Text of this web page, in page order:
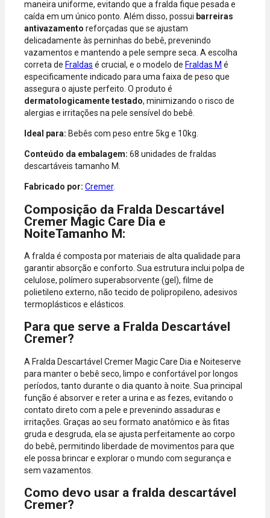
Hipercard,
American
Express, Elo e
Diners.
maneira uniforme, evitando que a fralda fique pesada e
caída em um único ponto. Além disso, possui barreiras
antivazamento reforçadas que se ajustam
delicadamente às perninhas do bebê, prevenindo
vazamentos e mantendo a pele sempre seca. A escolha
correta de Fraldas é crucial, e o modelo de Fraldas M é
especificamente indicado para uma faixa de peso que
assegura o ajuste perfeito. O produto é
dermatologicamente testado, minimizando o risco de
alergias e irritações na pele sensível do bebê.
Ideal para: Bebês com peso entre 5kg e 10kg.
Conteúdo da embalagem: 68 unidades de fraldas
descartáveis tamanho M.
Fabricado por: Cremer.
Composição da Fralda Descartável
Cremer Magic Care Dia e
NoiteTamanho M:
A fralda é composta por materiais de alta qualidade para
garantir absorção e conforto. Sua estrutura inclui polpa de
celulose, polímero superabsorvente (gel), filme de
polietileno externo, não tecido de polipropileno, adesivos
termoplásticos e elásticos.
Para que serve a Fralda Descartável
Cremer?
A Fralda Descartável Cremer Magic Care Dia e Noiteserve
para manter o bebê seco, limpo e confortável por longos
períodos, tanto durante o dia quanto à noite. Sua principal
função é absorver e reter a urina e as fezes, evitando o
contato direto com a pele e prevenindo assaduras e
irritações. Graças ao seu formato anatômico e às fitas
gruda e desgruda, ela se ajusta perfeitamente ao corpo
do bebê, permitindo liberdade de movimentos para que
ele possa brincar e explorar o mundo com segurança e
sem vazamentos.
Como devo usar a fralda descartável
Cremer?